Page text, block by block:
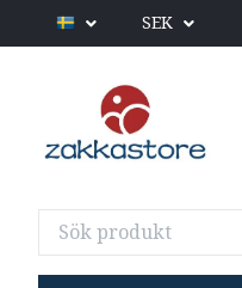
SEK